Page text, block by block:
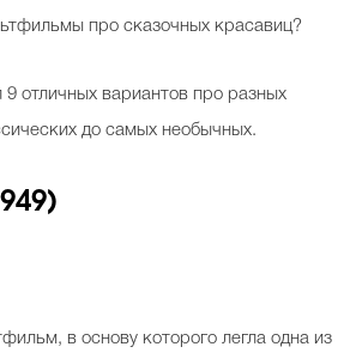
про сказочных красавиц?
9 отличных вариантов про разных
до самых необычных.
в основу которого легла одна из